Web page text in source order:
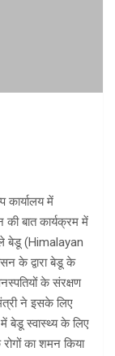
कार्यालय में
की बात कार्यक्रम में
बेडू (Himalayan
के द्वारा बेडू के
के संरक्षण
ने इसके लिए
बेडू स्वास्थ्य के लिए
का शमन किया